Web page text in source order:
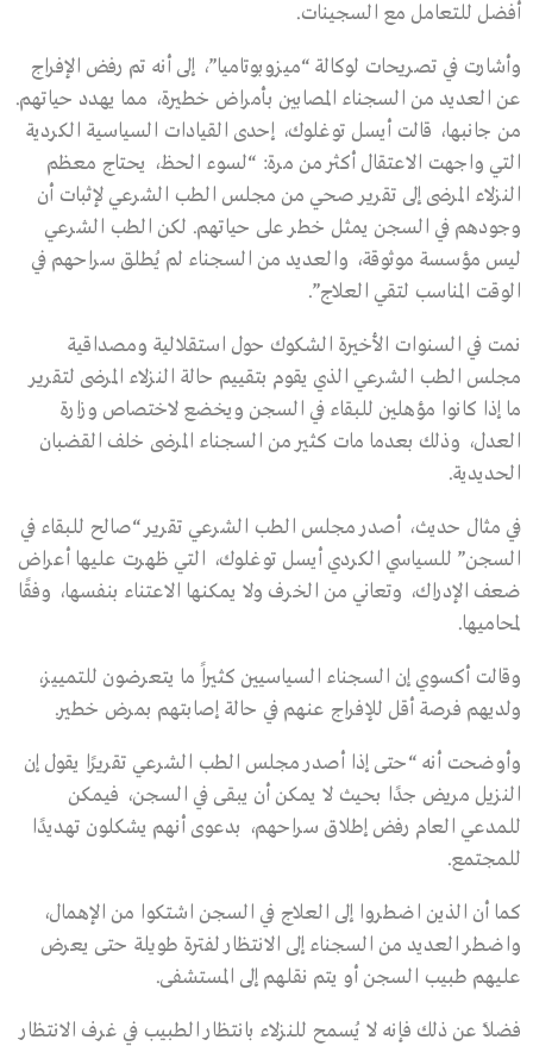
أفضل للتعامل مع السجينات.
وأشارت في تصريحات لوكالة “ميزوبوتاميا”، إلى أنه تم رفض الإفراج
عن العديد من السجناء المصابين بأمراض خطيرة، مما يهدد حياتهم.
من جانبها، قالت أيسل توغلوك، إحدى القيادات السياسية الكردية
التي واجهت الاعتقال أكثر من مرة: “لسوء الحظ، يحتاج معظم
النزلاء المرضى إلى تقرير صحي من مجلس الطب الشرعي لإثبات أن
وجودهم في السجن يمثل خطر على حياتهم. لكن الطب الشرعي
ليس مؤسسة موثوقة، والعديد من السجناء لم يُطلق سراحهم في
الوقت المناسب لتقي العلاج”.
نمت في السنوات الأخيرة الشكوك حول استقلالية ومصداقية
مجلس الطب الشرعي الذي يقوم بتقييم حالة النزلاء المرضى لتقرير
ما إذا كانوا مؤهلين للبقاء في السجن ويخضع لاختصاص وزارة
العدل، وذلك بعدما مات كثير من السجناء المرضى خلف القضبان
الحديدية.
في مثال حديث، أصدر مجلس الطب الشرعي تقرير “صالح للبقاء في
السجن” للسياسي الكردي أيسل توغلوك، التي ظهرت عليها أعراض
ضعف الإدراك، وتعاني من الخرف ولا يمكنها الاعتناء بنفسها، وفقًا
لمحاميها.
وقالت أكسوي إن السجناء السياسيين كثيراً ما يتعرضون للتمييز،
ولديهم فرصة أقل للإفراج عنهم في حالة إصابتهم بمرض خطير.
وأوضحت أنه “حتى إذا أصدر مجلس الطب الشرعي تقريرًا يقول إن
النزيل مريض جدًا بحيث لا يمكن أن يبقى في السجن، فيمكن
للمدعي العام رفض إطلاق سراحهم، بدعوى أنهم يشكلون تهديدًا
للمجتمع.
كما أن الذين اضطروا إلى العلاج في السجن اشتكوا من الإهمال،
واضطر العديد من السجناء إلى الانتظار لفترة طويلة حتى يعرض
عليهم طبيب السجن أو يتم نقلهم إلى المستشفى.
فضلاً عن ذلك فإنه لا يُسمح للنزلاء بانتظار الطبيب في غرف الانتظار